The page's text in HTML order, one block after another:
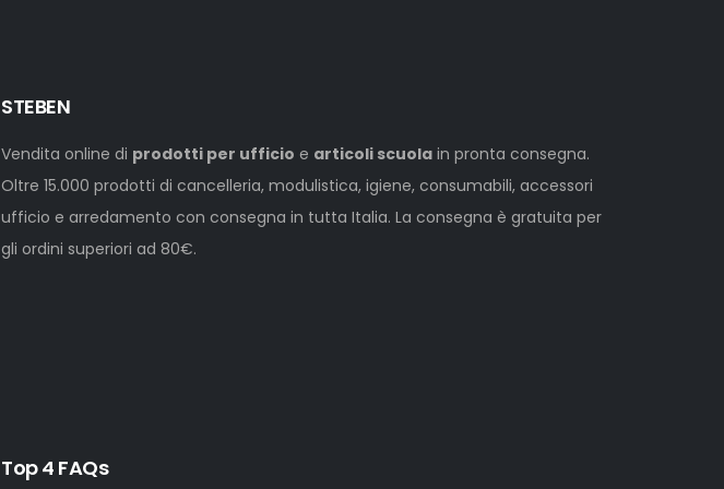
STEBEN
Vendita online di prodotti per ufficio e articoli scuola in pronta consegna.
Oltre 15.000 prodotti di cancelleria, modulistica, igiene, consumabili, accessori
ufficio e arredamento con consegna in tutta Italia. La consegna è gratuita per
gli ordini superiori ad 80€.
Top 4 FAQs